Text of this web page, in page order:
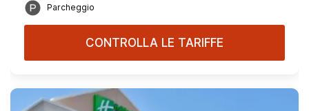
Parcheggio
CONTROLLA LE TARIFFE